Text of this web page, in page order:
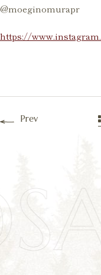
@moeginomurapr
https://
Prev